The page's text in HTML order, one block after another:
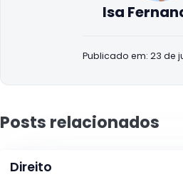
Isa
Publicado em: 23 de
Posts relacionados
Direito